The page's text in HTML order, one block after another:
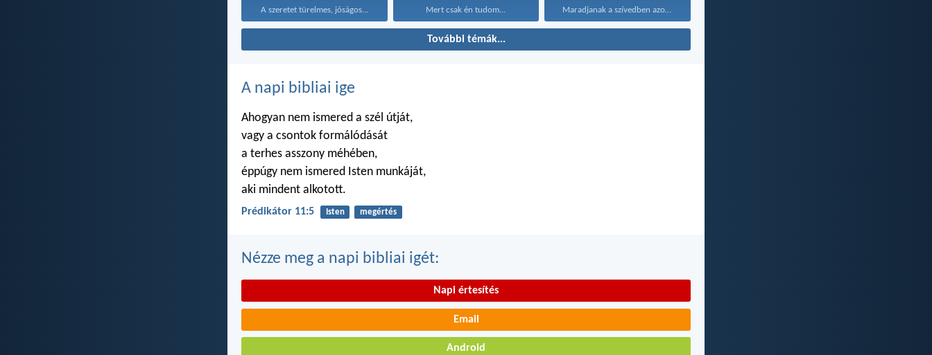
A szeretet türelmes, jóságos... Mert csak én tudom... Maradjanak a szívedben azok...
További témák...
A napi bibliai ige
Ahogyan nem ismered a szél útját,
vagy a csontok formálódását
a terhes asszony méhében,
éppúgy nem ismered Isten munkáját,
aki mindent alkotott.
Prédikátor 11:5 Isten megértés
Nézze meg a napi bibliai igét:
Napi értesítés
Email
Android